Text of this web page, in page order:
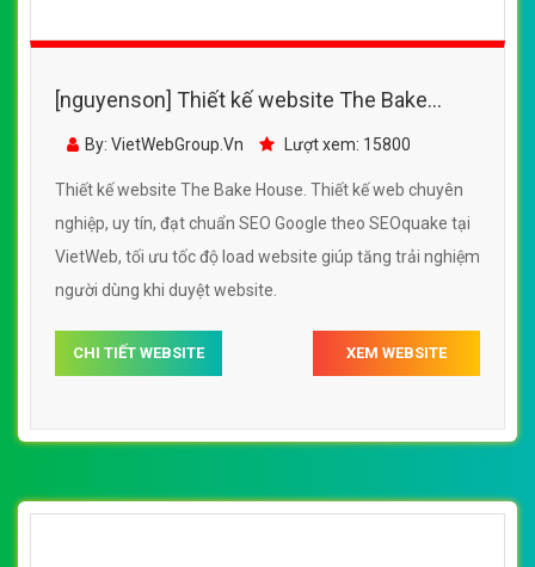
[nguyenson] Thiết kế website The Bake
House đẹp, chuyên nghiệp chuẩn SEO
By: VietWebGroup.Vn Lượt xem: 15800
Thiết kế website The Bake House. Thiết kế web chuyên
nghiệp, uy tín, đạt chuẩn SEO Google theo SEOquake tại
VietWeb, tối ưu tốc độ load website giúp tăng trải nghiệm
người dùng khi duyệt website.
CHI TIẾT WEBSITE XEM WEBSITE